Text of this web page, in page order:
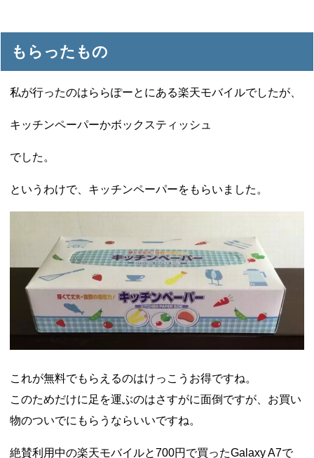
もらったもの
私が行ったのはららぽーとにある楽天モバイルでしたが、
キッチンペーパーかボックスティッシュ
でした。
というわけで、キッチンペーパーをもらいました。
これが無料でもらえるのはけっこうお得ですね。
このためだけに足を運ぶのはさすがに面倒ですが、お買い
物のついでにもらうならいいですね。
絶賛利用中の楽天モバイルと700円で買ったGalaxy A7で